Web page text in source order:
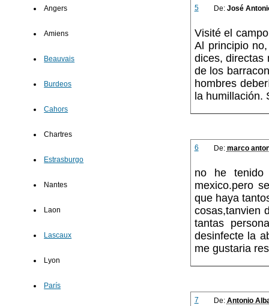
Angers
Amiens
Beauvais
Burdeos
Cahors
Chartres
Estrasburgo
Nantes
Laon
Lascaux
Lyon
París
5 De: José
Visité el
Al principio
dices, directas
de los
hombres
la humillación.
6 De: marco
no he tenido
mexico.pero
que haya
cosas,tanvien
tantas
desinfecte la
me gustaria
7 De: Antonio